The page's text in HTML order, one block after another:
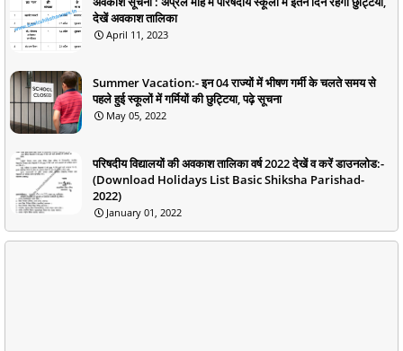
देखें अवकाश तालिका
April 11, 2023
Summer Vacation:- इन 04 राज्यों में भीषण गर्मी के चलते समय से
पहले हुई स्कूलों में गर्मियों की छुट्टिया, पढ़े सूचना
May 05, 2022
परिषदीय विद्यालयों की अवकाश तालिका वर्ष 2022 देखें व करें डाउनलोड:-
(Download Holidays List Basic Shiksha Parishad-
2022)
January 01, 2022